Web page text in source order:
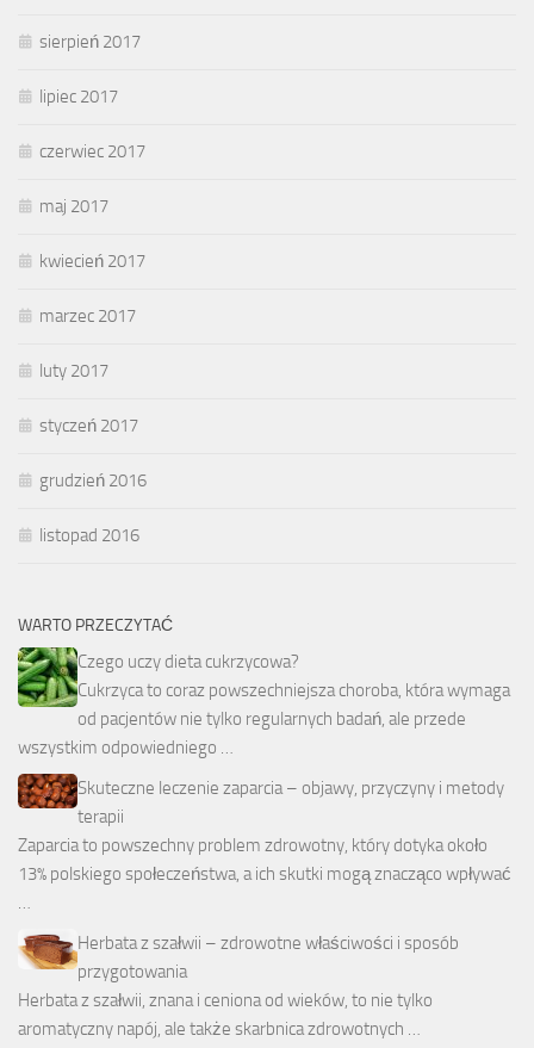
sierpień 2017
lipiec 2017
czerwiec 2017
maj 2017
kwiecień 2017
marzec 2017
luty 2017
styczeń 2017
grudzień 2016
listopad 2016
WARTO PRZECZYTAĆ
Czego uczy dieta cukrzycowa?
Cukrzyca to coraz powszechniejsza choroba, która wymaga
od pacjentów nie tylko regularnych badań, ale przede
wszystkim odpowiedniego …
Skuteczne leczenie zaparcia – objawy, przyczyny i metody
terapii
Zaparcia to powszechny problem zdrowotny, który dotyka około
13% polskiego społeczeństwa, a ich skutki mogą znacząco wpływać
…
Herbata z szałwii – zdrowotne właściwości i sposób
przygotowania
Herbata z szałwii, znana i ceniona od wieków, to nie tylko
aromatyczny napój, ale także skarbnica zdrowotnych …